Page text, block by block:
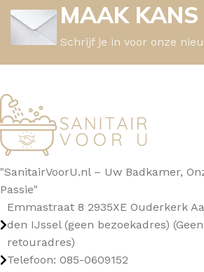
MAAK KANS
Schrijf je in voor onze
"SanitairVoorU.nl – Uw Badkamer,
Passie"
Emmastraat 8 2935XE Ouderkerk
den IJssel (geen bezoekadres) (Geen
retouradres)
Telefoon: 085-0609152